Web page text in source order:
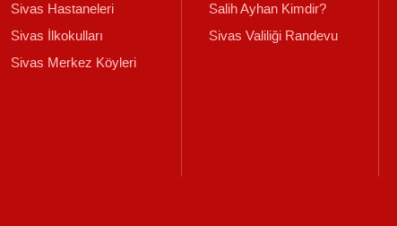
Sivas Hastaneleri
Sivas İlkokulları
Sivas Merkez Köyleri
Salih Ayhan Kimdir?
Sivas Valiliği Randevu